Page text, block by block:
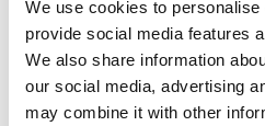
We use cookies to
provide social media features
We also share information
our social media, advertising
may combine it with other
Tutti i nostri lampadari sono
pienamente personalizzabili.
L0090-8-CK